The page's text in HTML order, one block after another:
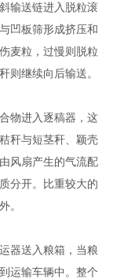
输送链进入脱粒滚
凹板筛形成挤压和
麦粒，过慢则脱粒
则继续向后输送。
物进入逐稿器，这
秆与短茎秆、颖壳
风扇产生的气流配
分开。比重较大的
。
器送入粮箱，当粮
运输车辆中。整个